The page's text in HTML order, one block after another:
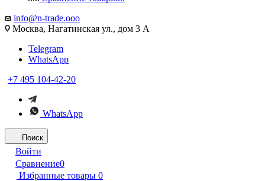
info@n-trade.ooo
Москва, Нагатинская ул., дом 3 А
Telegram
WhatsApp
+7 495 104-42-20
WhatsApp
Поиск
Войти
Сравнение0
Избранные товары 0